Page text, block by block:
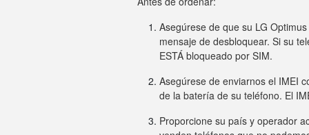
Asegúrese de que su LG
mensaje de desbloquear. Si su
ESTÁ bloqueado por SIM.
Asegúrese de enviarnos el IMEI
de la batería de su teléfono. El
Proporcione su país y operador